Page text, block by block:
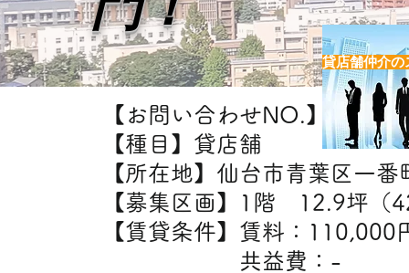
【お問い合わせNO.】H7129
【種目】貸店舗
【所在地】仙台市青葉区一番
【募集区画】1階 12.9坪（
【賃貸条件】賃料：
共益費
貸店舗仲介の